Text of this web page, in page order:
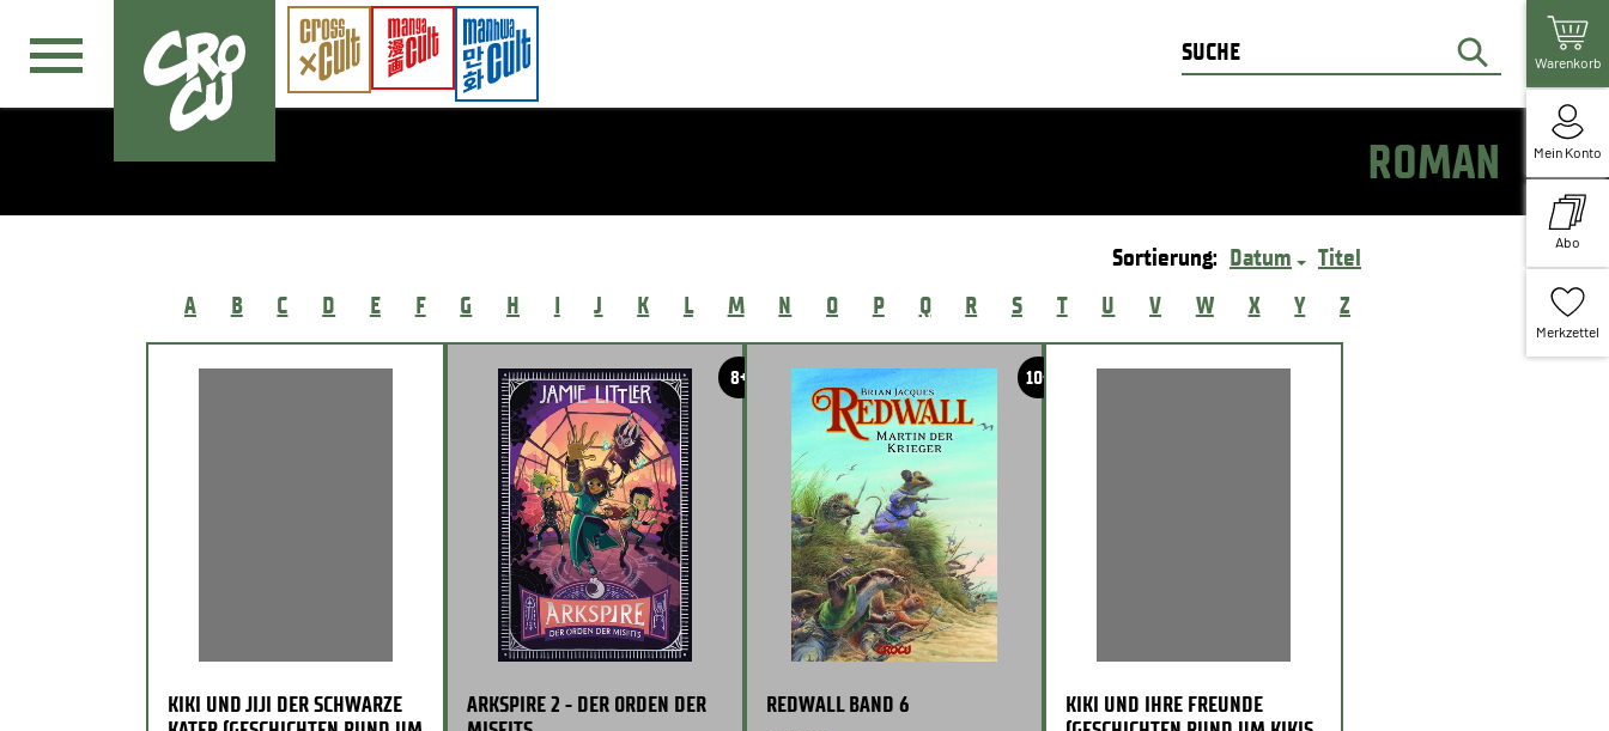
Warenkorb
Mein Konto
Abo
Merkzettel
ROMAN
Sortierung: Datum
Titel
A
B C D E F G H I J K L M N O P Q R S T U V W X Y Z
KIKI UND JIJI DER SCHWARZE
8+
ARKSPIRE 2 - DER ORDEN DER
10+
REDWALL BAND 6
KIKI UND IHRE FREUNDE